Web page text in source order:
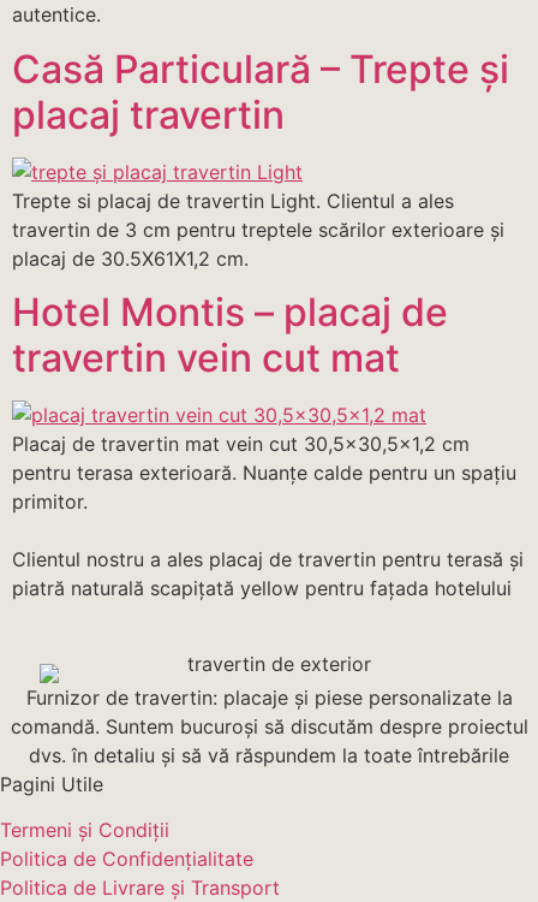
autentice.
Casă Particulară – Trepte și
placaj travertin
Trepte si placaj de travertin Light. Clientul a ales
travertin de 3 cm pentru treptele scărilor exterioare și
placaj de 30.5X61X1,2 cm.
Hotel Montis – placaj de
travertin vein cut mat
Placaj de travertin mat vein cut 30,5×30,5×1,2 cm
pentru terasa exterioară. Nuanțe calde pentru un spațiu
primitor.
Clientul nostru a ales placaj de travertin pentru terasă și
piatră naturală scapițată yellow pentru fațada hotelului
Furnizor de travertin: placaje și piese personalizate la
comandă. Suntem bucuroși să discutăm despre proiectul
dvs. în detaliu și să vă răspundem la toate întrebările
Pagini Utile
Termeni și Condiții
Politica de Confidențialitate
Politica de Livrare și Transport